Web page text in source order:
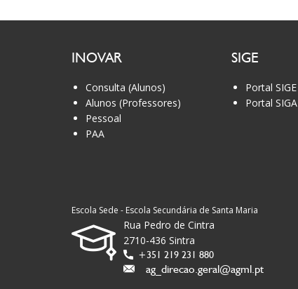
INOVAR
Consulta (Alunos)
Alunos (Professores)
Pessoal
PAA
SIGE
Portal SIGE
Portal SIGA
Escola Sede - Escola Secundária de Santa Maria
Rua Pedro de Cintra
2710-436 Sintra
+351 219 231 880
ag_direcao.geral@agml.pt